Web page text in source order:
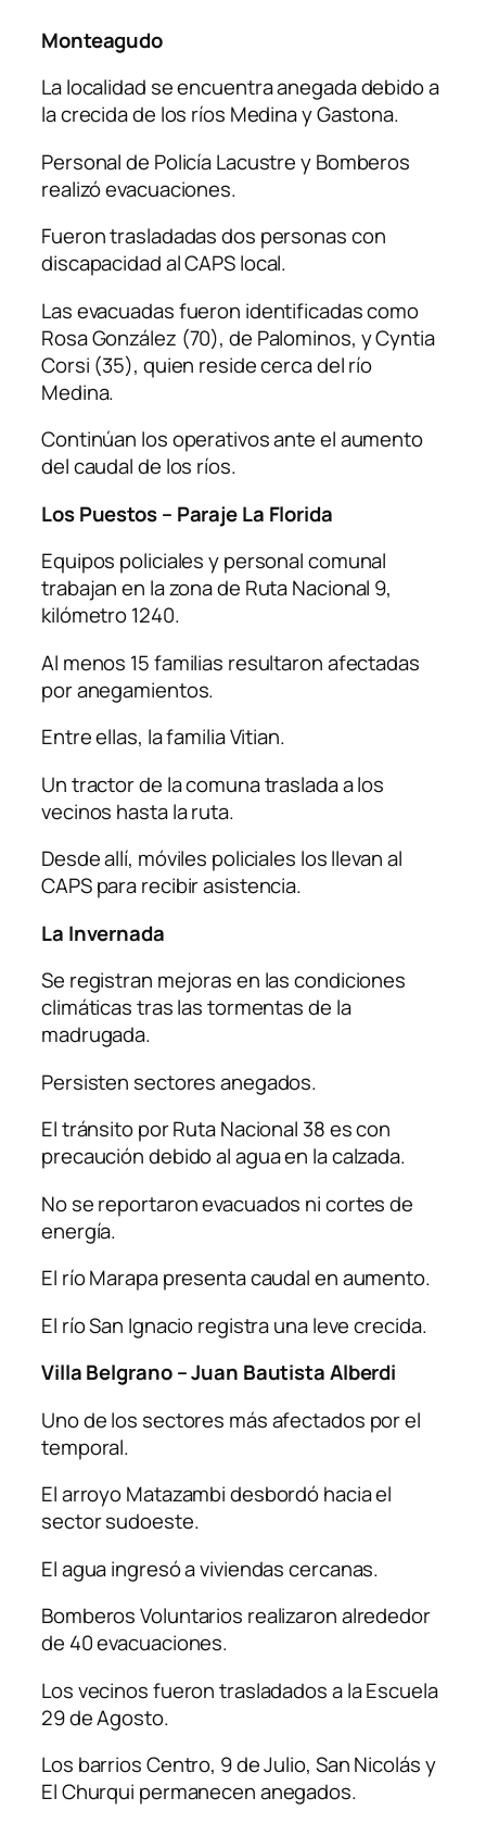
Monteagudo
La localidad se encuentra anegada debido a
la crecida de los ríos Medina y Gastona.
Personal de Policía Lacustre y Bomberos
realizó evacuaciones.
Fueron trasladadas dos personas con
discapacidad al CAPS local.
Las evacuadas fueron identificadas como
Rosa González (70), de Palominos, y Cyntia
Corsi (35), quien reside cerca del río
Medina.
Continúan los operativos ante el aumento
del caudal de los ríos.
Los Puestos – Paraje La Florida
Equipos policiales y personal comunal
trabajan en la zona de Ruta Nacional 9,
kilómetro 1240.
Al menos 15 familias resultaron afectadas
por anegamientos.
Entre ellas, la familia Vitian.
Un tractor de la comuna traslada a los
vecinos hasta la ruta.
Desde allí, móviles policiales los llevan al
CAPS para recibir asistencia.
La Invernada
Se registran mejoras en las condiciones
climáticas tras las tormentas de la
madrugada.
Persisten sectores anegados.
El tránsito por Ruta Nacional 38 es con
precaución debido al agua en la calzada.
No se reportaron evacuados ni cortes de
energía.
El río Marapa presenta caudal en aumento.
El río San Ignacio registra una leve crecida.
Villa Belgrano – Juan Bautista Alberdi
Uno de los sectores más afectados por el
temporal.
El arroyo Matazambi desbordó hacia el
sector sudoeste.
El agua ingresó a viviendas cercanas.
Bomberos Voluntarios realizaron alrededor
de 40 evacuaciones.
Los vecinos fueron trasladados a la Escuela
29 de Agosto.
Los barrios Centro, 9 de Julio, San Nicolás y
El Churqui permanecen anegados.